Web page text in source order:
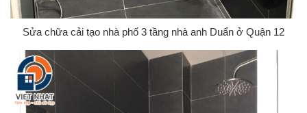
Sửa chữa cải tạo nhà phố 3 tầng nhà anh Duẩn ở Quận 12